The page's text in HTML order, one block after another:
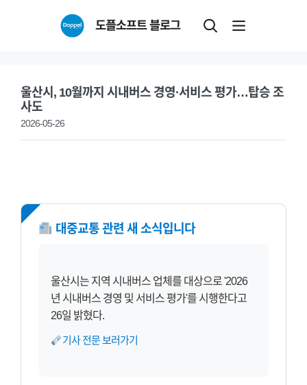
도플소프트 블로그
울산시, 10월까지 시내버스 경영·서비스 평가…탑승 조
사도
2026-05-26
NEW 대중교통 관련 새 소식입니다
울산시는 지역 시내버스 업체를 대상으로 '2026
년 시내버스 경영 및 서비스 평가'를 시행한다고
26일 밝혔다.
기사 전문 보러가기